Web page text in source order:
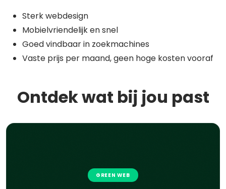
Sterk webdesign
Mobielvriendelijk en snel
Goed vindbaar in zoekmachines
Vaste prijs per maand, geen hoge kosten vooraf
Ontdek wat bij jou past
GREEN WEB